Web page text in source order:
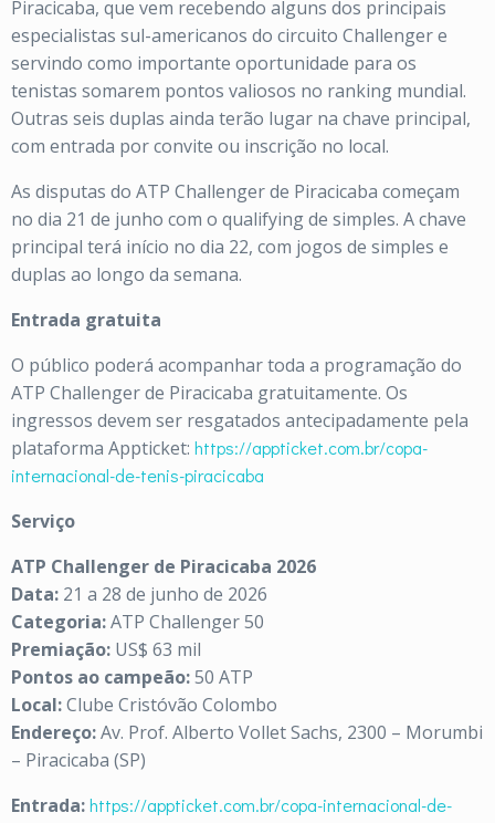
Piracicaba, que vem recebendo alguns dos principais
especialistas sul-americanos do circuito Challenger e
servindo como importante oportunidade para os
tenistas somarem pontos valiosos no ranking mundial.
Outras seis duplas ainda terão lugar na chave principal,
com entrada por convite ou inscrição no local.
As disputas do ATP Challenger de Piracicaba começam
no dia 21 de junho com o qualifying de simples. A chave
principal terá início no dia 22, com jogos de simples e
duplas ao longo da semana.
Entrada gratuita
O público poderá acompanhar toda a programação do
ATP Challenger de Piracicaba gratuitamente. Os
ingressos devem ser resgatados antecipadamente pela
plataforma Appticket: https://appticket.com.br/copa-
internacional-de-tenis-piracicaba
Serviço
ATP Challenger de Piracicaba 2026
Data: 21 a 28 de junho de 2026
Categoria:ATP Challenger 50
Premiação: US$ 63 mil
Pontos ao campeão:50 ATP
Local:Clube Cristóvão Colombo
Endereço:Av. Prof. Alberto Vollet Sachs, 2300 – Morumbi
– Piracicaba (SP)
Entrada:https://appticket.com.br/copa-internacional-de-